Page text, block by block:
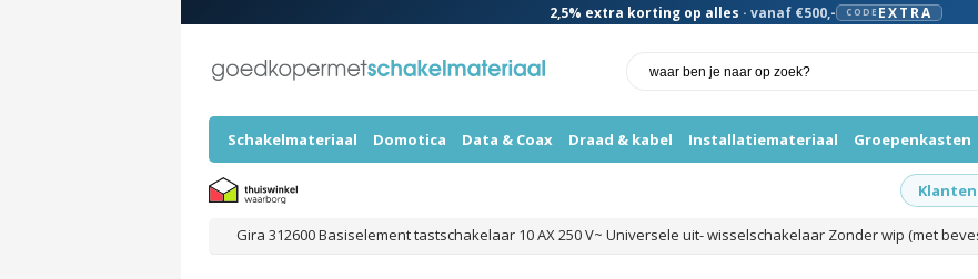
2,5% extra korting op alles · vanaf €500,- CODE EXTRA
Schakelmateriaal Domotica Data & Coax Draad & kabel Installatiemateriaal Groepenkasten
Gira 312600 Basiselement tastschakelaar 10 AX 250 V~ Universele uit- wisselschakelaar Zonder wip (met